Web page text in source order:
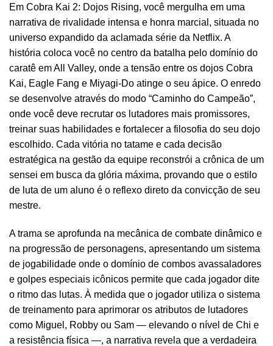
Em Cobra Kai 2: Dojos Rising, você mergulha em uma
narrativa de rivalidade intensa e honra marcial, situada no
universo expandido da aclamada série da Netflix. A
história coloca você no centro da batalha pelo domínio do
caratê em All Valley, onde a tensão entre os dojos Cobra
Kai, Eagle Fang e Miyagi-Do atinge o seu ápice. O enredo
se desenvolve através do modo “Caminho do Campeão”,
onde você deve recrutar os lutadores mais promissores,
treinar suas habilidades e fortalecer a filosofia do seu dojo
escolhido. Cada vitória no tatame e cada decisão
estratégica na gestão da equipe reconstrói a crônica de um
sensei em busca da glória máxima, provando que o estilo
de luta de um aluno é o reflexo direto da convicção de seu
mestre.
A trama se aprofunda na mecânica de combate dinâmico e
na progressão de personagens, apresentando um sistema
de jogabilidade onde o domínio de combos avassaladores
e golpes especiais icônicos permite que cada jogador dite
o ritmo das lutas. À medida que o jogador utiliza o sistema
de treinamento para aprimorar os atributos de lutadores
como Miguel, Robby ou Sam — elevando o nível de Chi e
a resistência física —, a narrativa revela que a verdadeira